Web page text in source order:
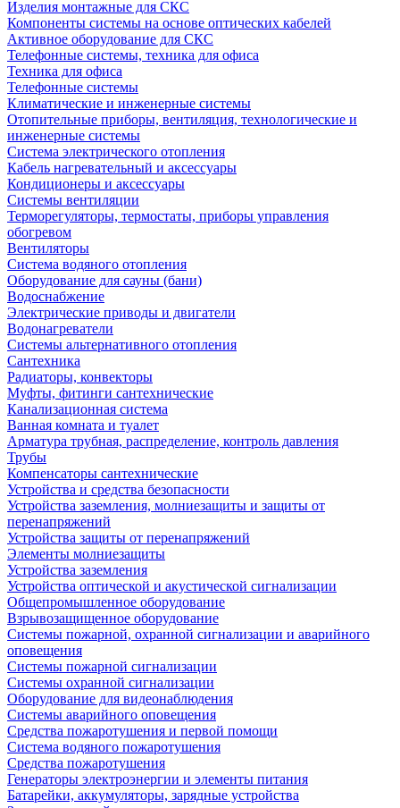
Изделия монтажные для СКС
Компоненты системы на основе оптических кабелей
Активное оборудование для СКС
Телефонные системы, техника для офиса
Техника для офиса
Телефонные системы
Климатические и инженерные системы
Отопительные приборы, вентиляция, технологические и
инженерные системы
Система электрического отопления
Кабель нагревательный и аксессуары
Кондиционеры и аксессуары
Системы вентиляции
Терморегуляторы, термостаты, приборы управления
обогревом
Вентиляторы
Система водяного отопления
Оборудование для сауны (бани)
Водоснабжение
Электрические приводы и двигатели
Водонагреватели
Системы альтернативного отопления
Сантехника
Радиаторы, конвекторы
Муфты, фитинги сантехнические
Канализационная система
Ванная комната и туалет
Арматура трубная, распределение, контроль давления
Трубы
Компенсаторы сантехнические
Устройства и средства безопасности
Устройства заземления, молниезащиты и защиты от
перенапряжений
Устройства защиты от перенапряжений
Элементы молниезащиты
Устройства заземления
Устройства оптической и акустической сигнализации
Общепромышленное оборудование
Взрывозащищенное оборудование
Системы пожарной, охранной сигнализации и аварийного
оповещения
Системы пожарной сигнализации
Системы охранной сигнализации
Оборудование для видеонаблюдения
Системы аварийного оповещения
Средства пожаротушения и первой помощи
Система водяного пожаротушения
Средства пожаротушения
Генераторы электроэнергии и элементы питания
Батарейки, аккумуляторы, зарядные устройства